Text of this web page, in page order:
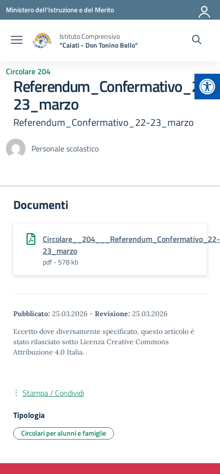
Vai ai contenuti
Vai al menu di navigazione
Vai al footer
Ministero dell'Istruzione e del Merito
Istituto Comprensivo
"Caiati - Don Tonino Bello"
Circolare 204
Referendum_Confermativo_22-
23_marzo
Referendum_Confermativo_22-23_marzo
Personale scolastico
Documenti
Circolare__204___Referendum_Confermativo_22-
23_marzo
pdf - 578 kb
Pubblicato: 25.03.2026 - Revisione: 25.03.2026
Eccetto dove diversamente specificato, questo articolo è
stato rilasciato sotto Licenza Creative Commons
Attribuzione 4.0 Italia.
Stampa / Condividi
Tipologia
Circolari per alunni e famiglie